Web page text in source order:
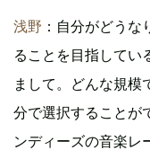
浅野 ：自分がどう
ることを目指してい
まして。どんな規模
分で選択することが
ンディーズの音楽レ